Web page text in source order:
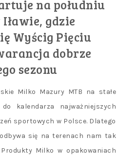
na południu
gdzie
Wyścig Pięciu
dobrze
sezonu
Milko Mazury MTB na stałe
kalendarza najważniejszych
sportowych w Polsce. Dlatego
się na terenach nam tak
Milko w opakowaniach